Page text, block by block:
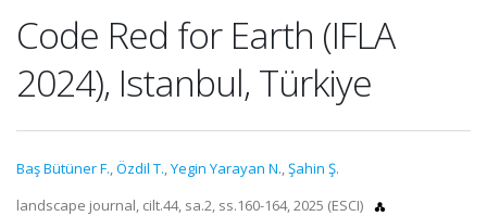
Code Red for Earth (IFLA
2024), Istanbul, Türkiye
Baş Bütüner F.,Özdil T.,Yegin Yarayan N.,Şahin Ş.
landscape journal, cilt.44, sa.2, ss.160-164, 2025 (ESCI)